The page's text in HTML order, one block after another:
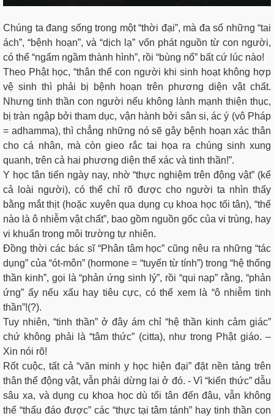
Chúng ta đang sống trong một “thời đại”, mà đa số những “tai
ách”, “bệnh hoạn”, và “dịch lạ” vốn phát nguồn từ con người,
có thể “ngấm ngầm thành hình”, rồi “bùng nổ” bất cứ lúc nào!
Theo Phật học, “thân thể con người khi sinh hoạt không hợp
vệ sinh thì phải bị bệnh hoạn trên phương diện vật chất.
Nhưng tinh thần con người nếu không lành mạnh thiện thục,
bị tràn ngập bởi tham dục, vận hành bởi sân si, ác ý (vô Pháp
= adhamma), thì chẳng những nó sẽ gây bệnh hoạn xác thân
cho cá nhân, mà còn gieo rắc tai họa ra chúng sinh xung
quanh, trên cả hai phương diện thể xác và tinh thần!”.
Y học tân tiến ngày nay, nhờ “thực nghiệm trên động vật” (kể
cả loài người), có thể chỉ rõ được cho người ta nhìn thấy
bằng mắt thịt (hoặc xuyên qua dụng cụ khoa học tối tân), “thế
nào là ô nhiễm vật chất”, bao gồm nguồn gốc của vi trùng, hay
vi khuẩn trong môi trường tự nhiên.
Đồng thời các bác sĩ “Phân tâm học” cũng nêu ra những “tác
dụng” của “ót-môn” (hormone = “tuyến từ tính”) trong “hệ thống
thần kinh”, gọi là “phản ứng sinh lý”, rồi “qui nạp” rằng, “phản
ứng” ấy nếu xấu hay tiêu cực, có thể xem là “ô nhiễm tinh
thần”!(?).
Tuy nhiên, “tinh thần” ở đây ám chỉ “hệ thần kinh cảm giác”
chứ không phải là “tâm thức” (citta), như trong Phật giáo. –
Xin nói rõ!
Rốt cuộc, tất cả “văn minh y học hiện đại” đặt nền tảng trên
thân thể động vật, vẫn phải dừng lại ở đó. - Vì “kiến thức” dẫu
sâu xa, và dụng cụ khoa học dù tối tân đến đâu, vẫn không
thể “thấu đáo được” các “thực tại tâm tánh” hay tinh thần con